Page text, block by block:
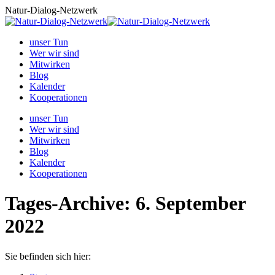
Zum
Inhalt
Natur-Dialog-Netzwerk
unser Tun
Wer wir sind
Mitwirken
Blog
Kalender
Kooperationen
unser Tun
Wer wir sind
Mitwirken
Blog
Kalender
Kooperationen
Tages-Archive: 6. September
2022
Sie befinden sich hier: